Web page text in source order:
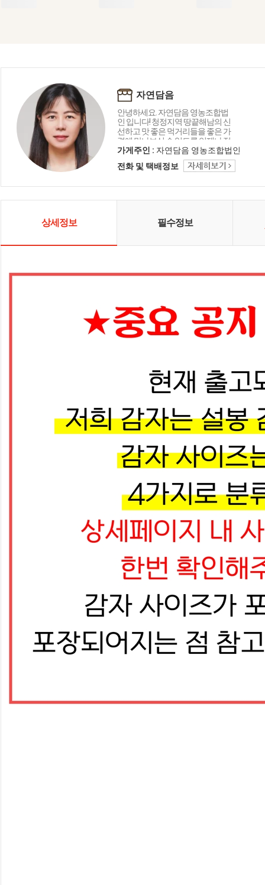
자연담음
안녕하세요. 자연담음 영농조합법
인 입니다! 청정지역 땅끝해남의 신
선하고 맛 좋은 먹거리들을 좋은 가
격에 만나보실 수 있도록 언제나 정
직하게 운영하겠습니다!
가게주인 : 자연담음 영농조합법인
전화 및 택배정보
상세정보 필수정보